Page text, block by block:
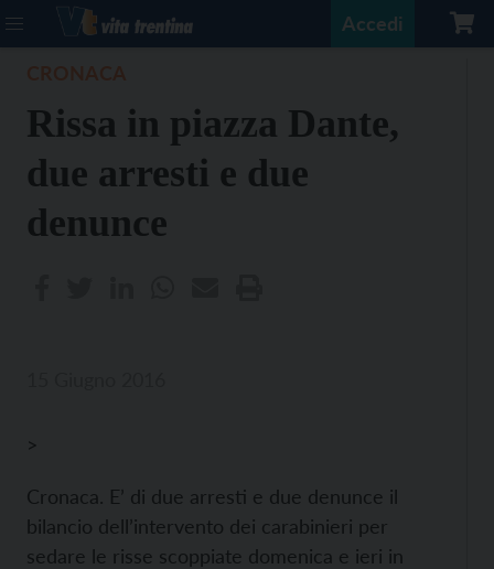
Accedi
Rissa in piazza Dante,
due arresti e due
denunce
>
Cronaca. E’ di due arresti e due denunce il
bilancio dell’intervento dei carabinieri per
sedare le risse scoppiate domenica e ieri in